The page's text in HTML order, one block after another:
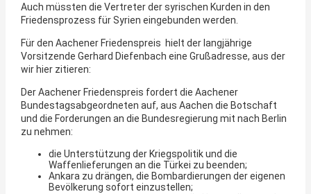
Auch müssten die Vertreter der syrischen Kurden in den
Friedensprozess für Syrien eingebunden werden.
Für den Aachener Friedenspreis hielt der langjährige
Vorsitzende Gerhard Diefenbach eine Grußadresse, aus der
wir hier zitieren:
Der Aachener Friedenspreis fordert die Aachener
Bundestagsabgeordneten auf, aus Aachen die Botschaft
und die Forderungen an die Bundesregierung mit nach Berlin
zu nehmen:
die Unterstützung der Kriegspolitik und die
Waffenlieferungen an die Türkei zu beenden;
Ankara zu drängen, die Bombardierungen der eigenen
Bevölkerung sofort einzustellen;